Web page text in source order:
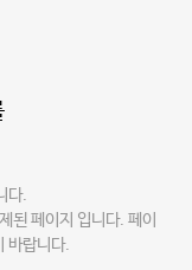
다.
된 페이지 입니다. 페이
바랍니다.